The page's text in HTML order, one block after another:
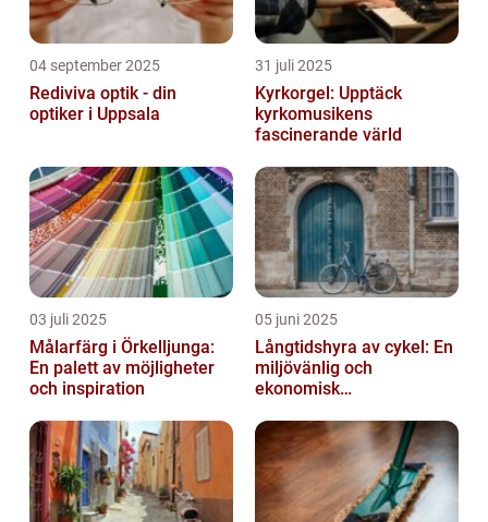
04 september 2025
Rediviva optik - din
optiker i Uppsala
31 juli 2025
Kyrkorgel: Upptäck
kyrkomusikens
fascinerande värld
03 juli 2025
Målarfärg i Örkelljunga:
En palett av möjligheter
och inspiration
05 juni 2025
Långtidshyra av cykel: En
miljövänlig och
ekonomisk